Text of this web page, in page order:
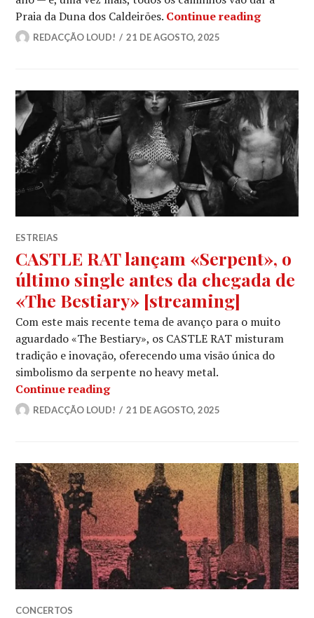
Praia da Duna dos Caldeirões. Continue reading
REDACÇÃO LOUD! 21 DE AGOSTO, 2025
ESTREIAS
CASTLE RAT lançam «Serpent», o
último single antes da chegada de
«The Bestiary» [streaming]
Com este mais recente tema de avanço para o muito
aguardado «The Bestiary», os CASTLE RAT misturam
tradição e inovação, oferecendo uma visão única do
simbolismo da serpente no heavy metal.
Continue readingCASTLE RAT lançam «Serpent», o
REDACÇÃO LOUD! 21 DE AGOSTO, 2025
CONCERTOS